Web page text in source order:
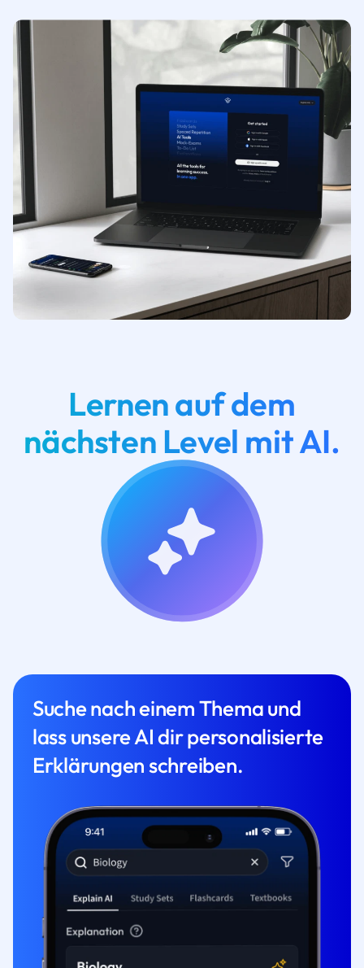
Lernen auf dem
nächsten Level mit AI.
Suche nach einem Thema und
lass unsere AI dir personalisierte
Erklärungen schreiben.